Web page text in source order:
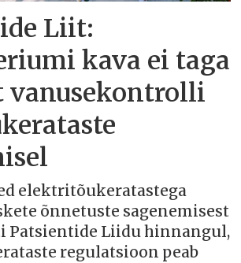
Liit:
kava ei taga
vanusekontrolli
elektritõukeratastega
õnnetuste sagenemisest
Patsientide Liidu hinnangul,
regulatsioon peab